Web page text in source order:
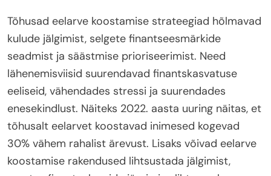
Tõhusad eelarve koostamise strateegiad hõlmavad
kulude jälgimist, selgete finantseesmärkide
seadmist ja säästmise prioriseerimist. Need
lähenemisviisid suurendavad finantskasvatuse
eeliseid, vähendades stressi ja suurendades
enesekindlust. Näiteks 2022. aasta uuring näitas, et
tõhusalt eelarvet koostavad inimesed kogevad
30% vähem rahalist ärevust. Lisaks võivad eelarve
koostamise rakendused lihtsustada jälgimist,